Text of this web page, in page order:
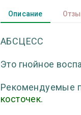
Описание
АБСЦЕСС
Это гнойное
Рекомендуемые
косточек.